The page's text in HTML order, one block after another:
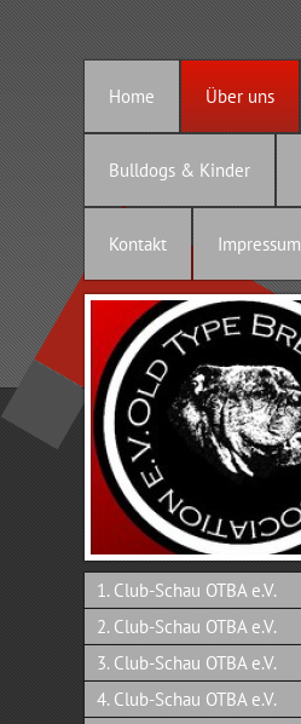
Home Über uns
Bulldogs & Kinder
Kontakt Impressum
1. Club-Schau OTBA e.V.
2. Club-Schau OTBA e.V.
3. Club-Schau OTBA e.V.
4. Club-Schau OTBA e.V.